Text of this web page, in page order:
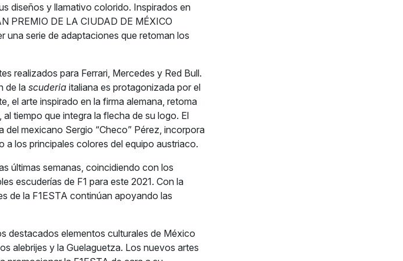
diseños y llamativo colorido. Inspirados en
PREMIO DE LA CIUDAD DE MÉXICO
una serie de adaptaciones que retoman los
realizados para Ferrari, Mercedes y Red Bull.
de la scuderiaitaliana es protagonizada por el
el arte inspirado en la firma alemana, retoma
tiempo que integra la flecha de su logo. El
del mexicano Sergio “Checo” Pérez, incorpora
los principales colores del equipo austriaco.
últimas semanas, coincidiendo con los
escuderías de F1 para este 2021. Con la
de la F1ESTA continúan apoyando las
destacados elementos culturales de México
alebrijes y la Guelaguetza. Los nuevos artes